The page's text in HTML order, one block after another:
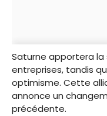
Saturne apportera
entreprises, tandis
optimisme. Cette
annonce un
précédente.